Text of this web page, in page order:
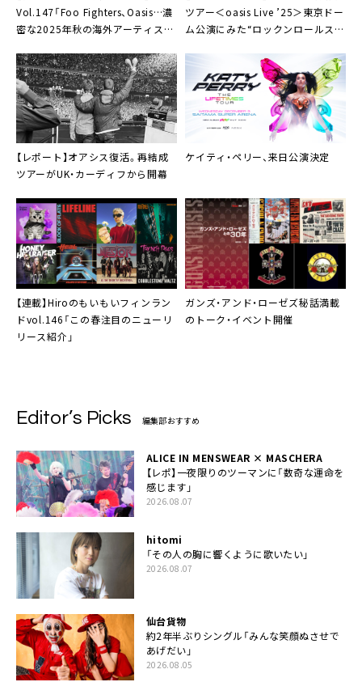
Vol.147「Foo Fighters、Oasis…濃
密な2025年秋の海外アーティスト
ツアー＜oasis Live ’25＞東京ドー
ム公演にみた“ロックンロールスタ
【レポート】オアシス復活。再結成
ツアーがUK・カーディフから開幕
ケイティ・ペリー、来日公演決定
【連載】Hiroのもいもいフィンラン
ドvol.146「この春注目のニューリ
リース紹介」
ガンズ・アンド・ローゼズ秘話満載
のトーク・イベント開催
Editor’s Picks 編集部おすすめ
ALICE IN MENSWEAR × MASCHERA
【レポ】一夜限りのツーマンに「数奇な運命を
感じます」
2026.08.07
hitomi
「その人の胸に響くように歌いたい」
2026.08.07
仙台貨物
約2年半ぶりシングル「みんな笑顔ぬさせで
あげだい」
2026.08.05